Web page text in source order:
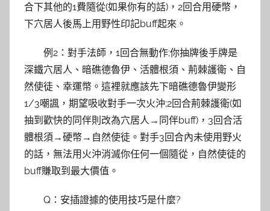
合下其他的1費隨從(如果你有的話)，2回合用硬幣，
下穴居人後馬上用野性印記buff起來。
例2：對手法師，1回合無動作;你抽牌後手牌是
深鐵穴居人、暗礁德魯伊、活體根須、荊棘護衛、自
然使徒、幸運幣。這裡就應該先下暗礁德魯伊變形
1/3嘲諷，期望吸收對手一次火沖;2回合荊棘護衛(如
抽到歡快的同伴則改為穴居人→同伴buff)，3回合活
體根須→硬幣→自然使徒。對手3回合內未使用野火
的話，無法用火沖消滅你任何一個隨從，自然使徒的
buff賺取到最大價值。
Q：安插證據的使用技巧是什麼?